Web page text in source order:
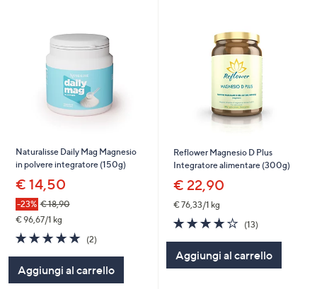
Naturalisse Daily Mag Magnesio
in polvere integratore (150g)
€ 14,50
-23% € 18,90
€ 96,67/1 kg
5.0
of
Stars
(2)2
Aggiungi al carrello
Reflower Magnesio D Plus
Integratore alimentare (300g)
€ 22,90
€ 76,33/1 kg
4.2
of
Stars
(13)13
Aggiungi al carrello